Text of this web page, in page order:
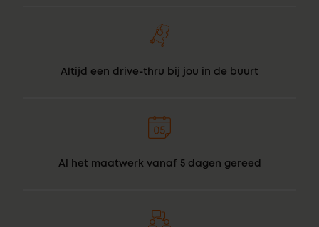
Altijd een drive-thru bij jou in de buurt
Al het maatwerk vanaf 5 dagen gereed